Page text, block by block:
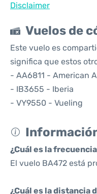
Disclaimer
Vuelos de
Este vuelo es
significa que estos
- AA6811 - American
- IB3655 - Iberia
- VY9550 - Vueling
¿Cuál es la
El vuelo BA472 está
¿Cuál es la distancia